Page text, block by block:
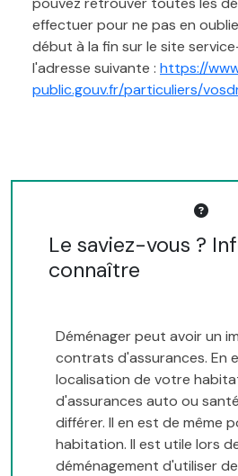
effectuer pour ne pas en
début à la fin sur le site
l'adresse suivante : https://
public.gouv.fr/particuliers/
Le saviez-vous ?
connaître
Déménager peut avoir un
contrats d'assurances. En
localisation de votre
d'assurances auto ou
différer. Il en est de même
habitation. Il est utile lors
déménagement d'utiliser